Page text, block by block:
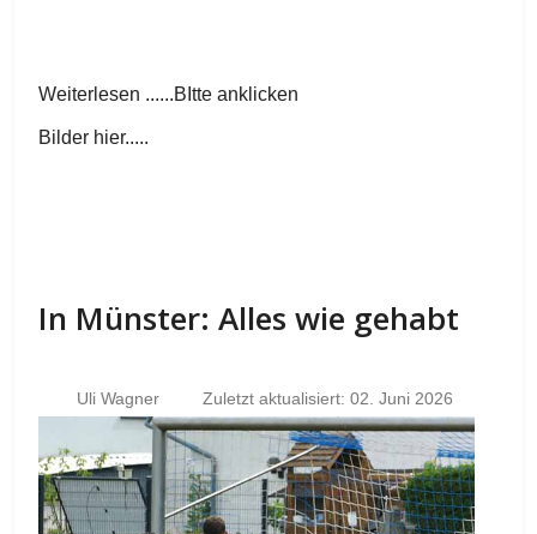
Weiterlesen ......BItte anklicken
Bilder hier.....
In Münster: Alles wie gehabt
Uli Wagner Zuletzt aktualisiert: 02. Juni 2026